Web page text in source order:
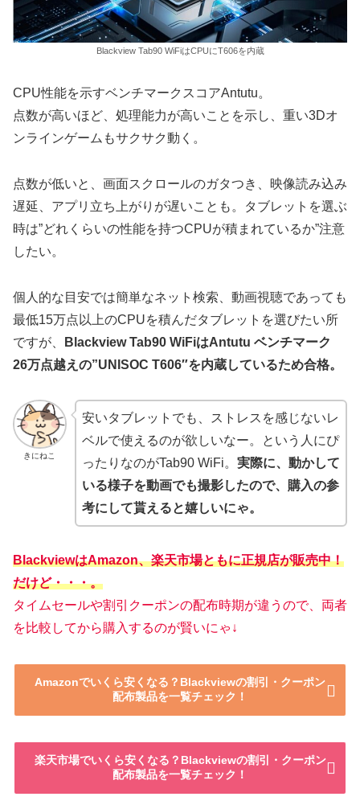
Blackview Tab90 WiFiはCPUにT606を内蔵
CPU性能を示すベンチマークスコアAntutu。
点数が高いほど、処理能力が高いことを示し、重い3Dオ
ンラインゲームもサクサク動く。
点数が低いと、画面スクロールのガタつき、映像読み込み
遅延、アプリ立ち上がりが遅いことも。タブレットを選ぶ
時は”どれくらいの性能を持つCPUが積まれているか”注意
したい。
個人的な目安では簡単なネット検索、動画視聴であっても
最低15万点以上のCPUを積んだタブレットを選びたい所
ですが、
Blackview Tab90 WiFiはAntutu ベンチマーク
26万点越えの”UNISOC T606″を内蔵しているため合格。
きにねこ
安いタブレットでも、ストレスを感じないレ
ベルで使えるのが欲しいなー。という人にぴ
ったりなのがTab90 WiFi。 実際に、動かして
いる様子を動画でも撮影したので、購入の参
考にして貰えると嬉しいにゃ。
BlackviewはAmazon、楽天市場ともに正規店が販売中！
だけど・・・。
タイムセールや割引クーポンの配布時期が違うので、両者
を比較してから購入するのが賢いにゃ↓
Amazonでいくら安くなる？Blackviewの割引・クーポン
配布製品を一覧チェック！
楽天市場でいくら安くなる？Blackviewの割引・クーポン
配布製品を一覧チェック！